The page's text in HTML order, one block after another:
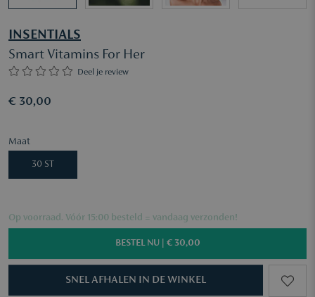
INSENTIALS
Smart Vitamins For Her
Deel je review
€ 30,00
Maat
30 ST
Op voorraad. Vóór 15:00 besteld = vandaag verzonden!
BESTEL NU | € 30,00
SNEL AFHALEN IN DE WINKEL